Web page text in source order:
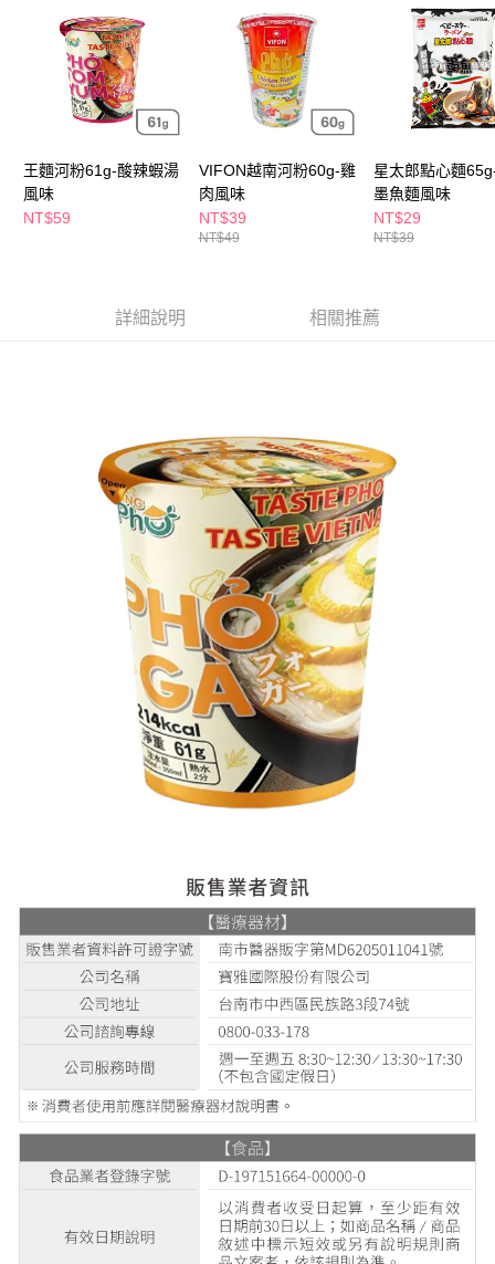
相關說明
【關於「AFTEE先享後付」】
AFTEE先享後付是「在收到商品之後才付款」的支付方式。 讓您購物簡單
便利好安心！
１．簡單：不需註冊會員、不需綁卡、不需儲值。
２．便利：只要手機號碼，簡訊認證，即可結帳。
【「AFTEE先享後付」結帳流程】
１．於結帳方式選擇「AFTEE先享後付」後，將跳轉至「AFTEE先享後付」
結帳頁面，進行簡訊認證並確認金額後，即可完成結帳。
２．訂單成立數日內，您將收到繳費通知簡訊。
※ 請注意：結帳手續完成當下不需立刻繳費，但若您需要取消訂單，請聯絡
購買商品的店家。未經商家同意取消之訂單仍視為有效，需透過AFTEE先享
１．透過由恩沛科技股份有限公司提供之「AFTEE先享後付」服務完成之交
易，需依本服務之必要範圍內提供個人資料，並將交易相關給付款項請求債
權轉讓予恩沛科技股份有限公司。
２．關於個人資料處理事宜，請瀏覽以下網址：
３．未成年的使用者請事先徵得法定代理人或監護人之同意方可使用
「AFTEE先享後付」，若未經同意申辦者引起之損失，本公司不負相關責
４．使用「AFTEE先享後付」時，將依據個別帳號之用戶狀況，依本公司即
時審查核予不同之上限額度；若仍有額度不足之情形，本公司將視審查結果
請求用戶進行身份認證。
５．嚴禁一人註冊多個帳號或使用他人資訊註冊。若發現惡意使用之情形，
恩沛科技股份有限公司將有權停止該用戶之使用額度並採取法律行動。
運送方式
每筆NT$65，滿NT$390(含以上)免運費
付款後全家取貨
每筆NT$65，滿NT$490(含以上)免運費
每筆NT$65，滿NT$490(含以上)免運費
付款後7-11取貨
每筆NT$65，滿NT$490(含以上)免運費
每筆NT$100，滿NT$790(含以上)免運費
付款後寶雅門市自取(由倉庫統一出貨)
每筆NT$80，滿NT$290(含以上)免運費
王麵河粉61g-酸辣蝦湯
風味
NT$59
VIFON越南河粉60g-雞
肉風味
NT$39
NT$49
星太郎點心麵
墨魚麵風味
NT$29
NT$39
詳細說明 相關推薦